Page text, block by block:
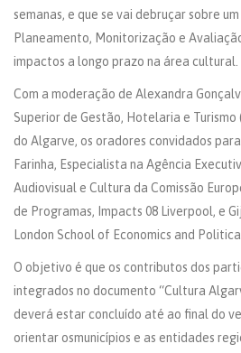
semanas, e que se vai debruçar sobre
Planeamento, Monitorização e
impactos a longo prazo na área cultural.
Com a moderação de Alexandra
Superior de Gestão, Hotelaria e Turismo
do Algarve, os oradores convidados
Farinha, Especialista na Agência
Audiovisual e Cultura da Comissão
de Programas, Impacts 08 Liverpool, e
London School of Economics and
O objetivo é que os contributos dos
integrados no documento “Cultura
deverá estar concluído até ao final do
orientar osmunicípios e as entidades